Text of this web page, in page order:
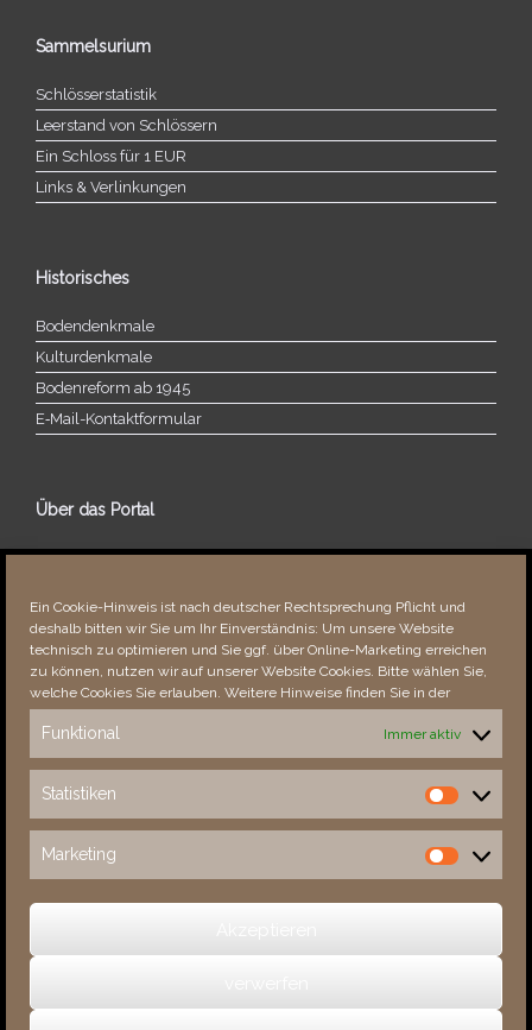
Ein Cookie-Hinweis ist nach deutscher Rechtsprechung Pflicht und
deshalb bitten wir Sie um Ihr Einverständnis: Um unsere Website
technisch zu optimieren und Sie ggf. über Online-Marketing erreichen
zu können, nutzen wir auf unserer Website Cookies. Bitte wählen Sie,
welche Cookies Sie erlauben. Weitere Hinweise finden Sie in der
Funktional Immer aktiv
Statistiken
Statistiken
Marketing
Marketing
Sammelsurium
Schlösserstatistik
Leerstand von Schlössern
Ein Schloss für 1 EUR
Links & Verlinkungen
Historisches
Bodendenkmale
Kulturdenkmale
Bodenreform ab 1945
E‑Mail-​​Kontaktformular
Über das Portal
Über dieses Portal
Fehler bemerkt?
Besucher seit 08/​2021
This Week
31995